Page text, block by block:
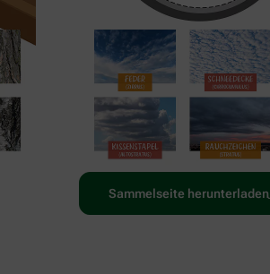
Sammelseite herunterladen